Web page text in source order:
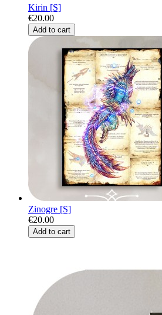
Kirin [S]
€20.00
Add to cart
Zinogre [S]
€20.00
Add to cart